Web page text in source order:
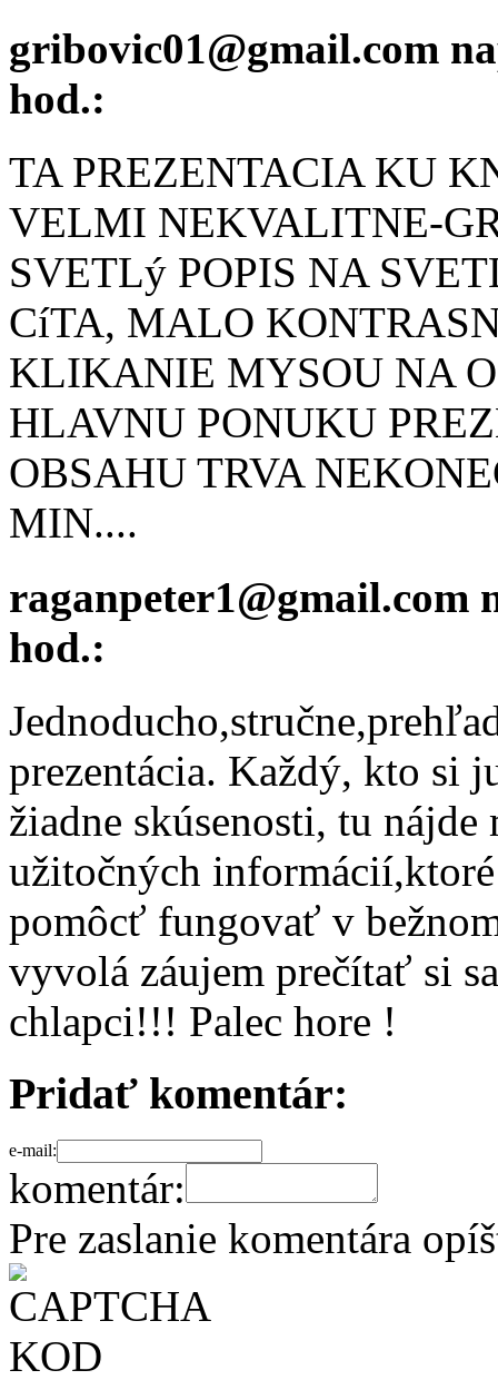
gribovic01@gmail.com
hod.:
TA PREZENTACIA KU
VELMI NEKVALITNE-
SVETLý POPIS NA
CíTA, MALO
KLIKANIE MYSOU NA
HLAVNU PONUKU
OBSAHU TRVA
MIN....
raganpeter1@gmail.com
hod.:
prezentácia. Každý, kto si
žiadne skúsenosti, tu
užitočných
pomôcť fungovať v
vyvolá záujem prečítať si
chlapci!!! Palec hore !
Pridať komentár:
e-mail:
komentár:
Pre zaslanie komentára